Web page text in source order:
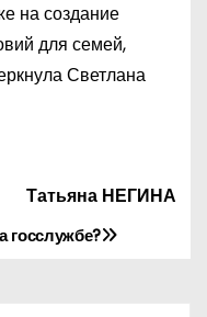
на создание
для семей,
Светлана
Татьяна НЕГИНА
госслужбе?